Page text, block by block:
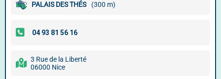
PALAIS DES THÉS (300 m)
3 Rue de la Liberté
06000 Nice